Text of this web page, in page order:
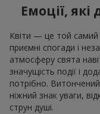
Емоції,
Квіти — це той самий
приємні спогади і
атмосферу свята
значущість події і
потрібно.
ніжний знак уваги,
струн душі.